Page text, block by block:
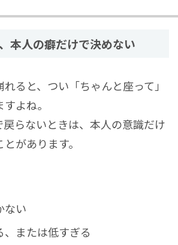
本人の癖だけで決めない
ると、つい「ちゃんと座って」
よね。
らないときは、本人の意識だけ
があります。
ない
または低すぎる